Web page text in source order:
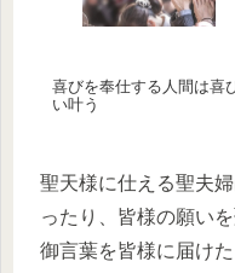
喜びを奉仕する人間は喜
い叶う
聖天様に仕える聖夫
ったり、皆様の願い
御言葉を皆様に届け